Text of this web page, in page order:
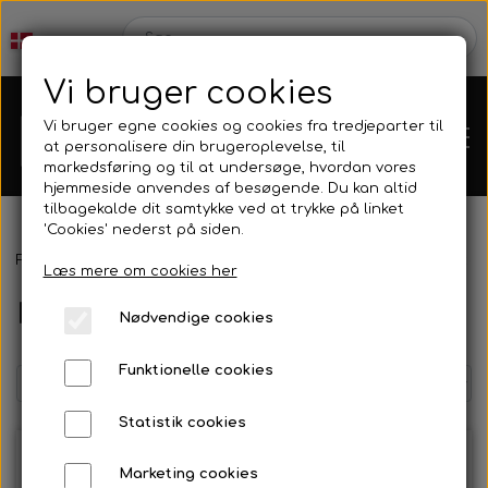
Webshop
Produkt Nyheder
Tilbud
Kleinsub
Billedgalleri
Forside
Metermål
Vi bruger cookies
Vi bruger egne cookies og cookies fra tredjeparter til
at personalisere din brugeroplevelse, til
markedsføring og til at undersøge, hvordan vores
hjemmeside anvendes af besøgende. Du kan altid
tilbagekalde dit samtykke ved at trykke på linket
'Cookies' nederst på siden.
Læs mere om cookies her
Nødvendige cookies
Funktionelle cookies
Statistik cookies
Marketing cookies